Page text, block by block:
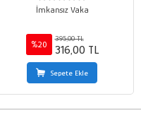
İmkansız Vaka
%20
395,00 TL
316,00 TL
Sepete Ekle